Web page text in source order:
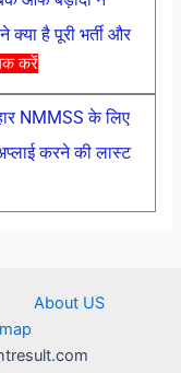
करें
क्या है पूरी भर्ती और
NMMSS के लिए
करने की लास्ट
About US